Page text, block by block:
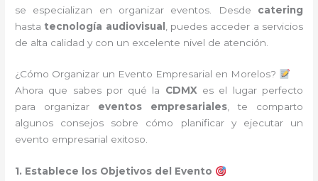
se especializan en organizar eventos. Desde catering
hasta tecnología audiovisual , puedes acceder a servicios
de alta calidad y con un excelente nivel de atención.
¿Cómo Organizar un Evento Empresarial en Morelos?
Ahora que sabes por qué la CDMXes el lugar perfecto
para organizar eventos empresariales, te comparto
algunos consejos sobre cómo planificar y ejecutar un
evento empresarial exitoso.
1. Establece los Objetivos del Evento